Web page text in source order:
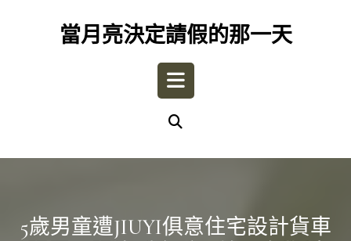
當月亮決定請假的那一天
Open
5歲男童遭JIUYI俱意住宅設計貨車